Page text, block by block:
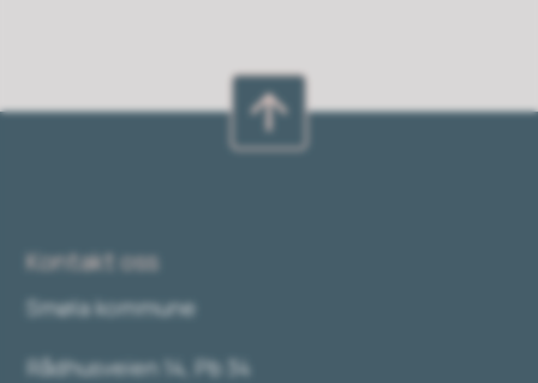
Kontakt oss
Smøla kommune
Rådhusveien 14, Pb 34